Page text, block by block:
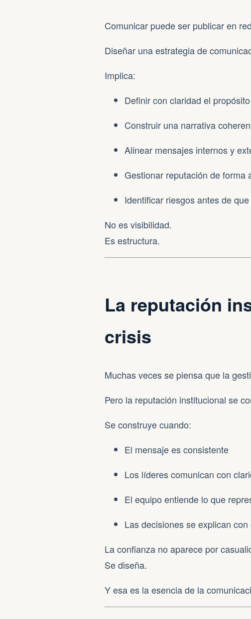
Comunicar puede ser publicar en
Diseñar una estrategia de
Implica:
Definir con claridad el
Construir una narrativa
Alinear mensajes internos y
Gestionar reputación de forma
Identificar riesgos antes de
No es visibilidad.
Es estructura.
La reputación
crisis
Muchas veces se piensa que la
Pero la reputación institucional se
Se construye cuando:
El mensaje es consistente
Los líderes comunican con
El equipo entiende lo que
Las decisiones se explican
La confianza no aparece por
Se diseña.
Y esa es la esencia de la